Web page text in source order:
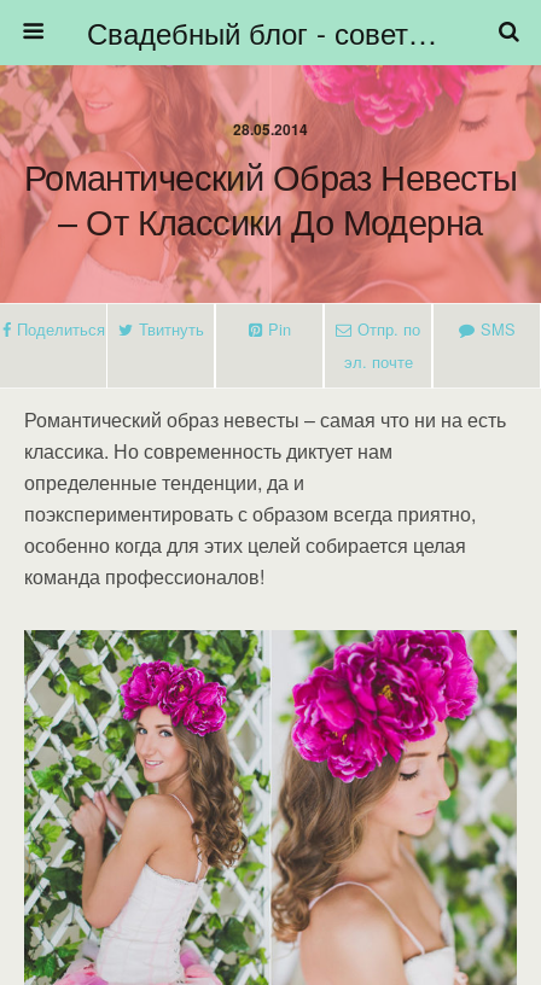
Свадебный блог - советы невестам, подготовка к свадьбе - HiBride
28.05.2014
Романтический Образ Невесты
– От Классики До Модерна
Поделиться Твитнуть Pin
Отпр. по
эл. почте
SMS
Романтический образ невесты – самая что ни на есть
классика. Но современность диктует нам
определенные тенденции, да и
поэкспериментировать с образом всегда приятно,
особенно когда для этих целей собирается целая
команда профессионалов!